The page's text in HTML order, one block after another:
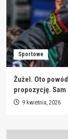
Sportowe
Żużel. Oto
propozycję. Sam
9 kwietnia, 2026